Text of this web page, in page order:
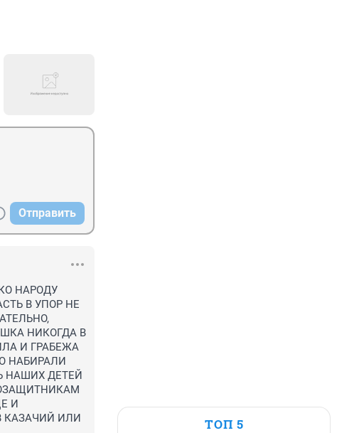
Отправить
НАРОДУ
В УПОР НЕ
НИКОГДА В
И ГРАБЕЖА
НАБИРАЛИ
НАШИХ ДЕТЕЙ
И
КАЗАЧИЙ ИЛИ
ТОП 5